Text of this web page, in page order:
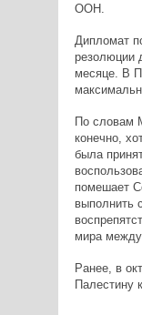
ООН.
Дипломат
резолюции
месяце. В
По словам
конечно,
была
помешает
выполнить
мира
Ранее, в
Палестину